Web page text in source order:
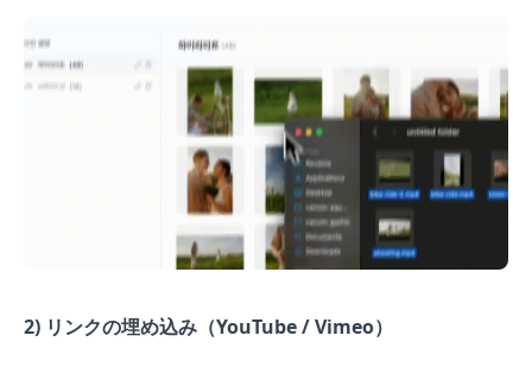
2) リンクの埋め込み（YouTube / Vimeo）